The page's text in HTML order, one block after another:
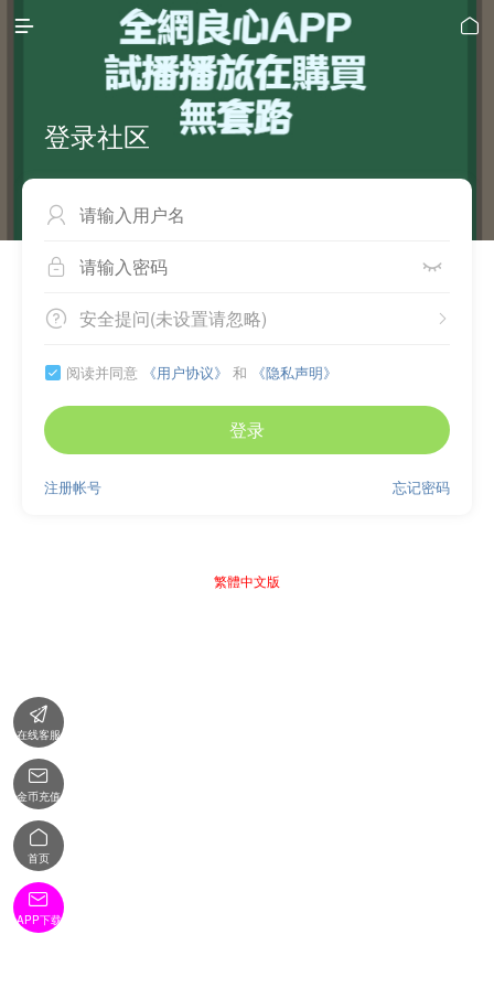
 
登录社区

 
 
安全提问(未设置请忽略)
 阅读并同意 《用户协议》 和 《隐私声明》
登录
忘记密码
注册帐号
繁體中文版

在线客服

金币充值

首页

APP下载